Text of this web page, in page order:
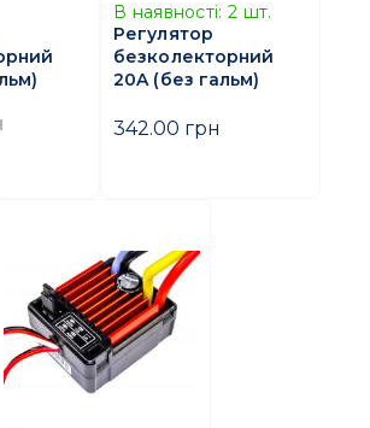
В наявності: 2 шт.
Регулятор
безколекторний
20A (без гальм)
342.00 грн